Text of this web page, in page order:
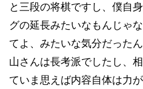
と三段の将棋ですし、僕自
グの延長みたいなもんじゃ
てよ、みたいな気分だった
山さんは長考派でしたし、
ていま思えば内容自体は力